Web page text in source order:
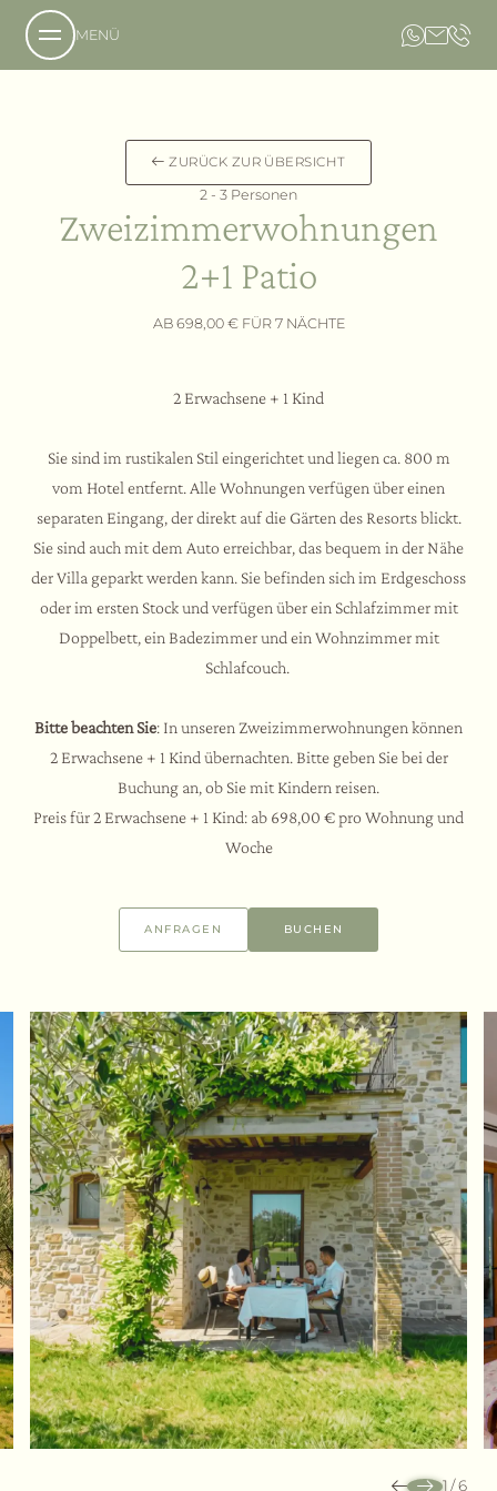
MENÜ
Über uns
Unsere Philosophie
Das Anwesen
Das Country Resort
Aromen
Unser Weinkeller
Unser Hof
Spa
Der Private Spa
Der Fitnessbereich
Events
Aktivitäten und Sport
Assisi und Umgebung
ZURÜCK ZUR ÜBERSICHT
2 - 3 Personen
Zweizimmerwohnungen
2+1 Patio
AB 698,00 € FÜR 7 NÄCHTE
2 Erwachsene + 1 Kind
Sie sind im rustikalen Stil eingerichtet und liegen ca. 800 m
vom Hotel entfernt. Alle Wohnungen verfügen über einen
separaten Eingang, der direkt auf die Gärten des Resorts blickt.
Sie sind auch mit dem Auto erreichbar, das bequem in der Nähe
der Villa geparkt werden kann. Sie befinden sich im Erdgeschoss
oder im ersten Stock und verfügen über ein Schlafzimmer mit
Doppelbett, ein Badezimmer und ein Wohnzimmer mit
Schlafcouch.
Bitte beachten Sie: In unseren Zweizimmerwohnungen können
2 Erwachsene + 1 Kind übernachten. Bitte geben Sie bei der
Buchung an, ob Sie mit Kindern reisen.
Preis für 2 Erwachsene + 1 Kind: ab 698,00 € pro Wohnung und
Woche
ANFRAGEN BUCHEN
1/6